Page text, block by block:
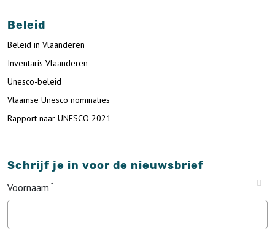
Beleid
Beleid in Vlaanderen
Inventaris Vlaanderen
Unesco-beleid
Vlaamse Unesco nominaties
Rapport naar UNESCO 2021
Schrijf je in voor de nieuwsbrief
Voornaam